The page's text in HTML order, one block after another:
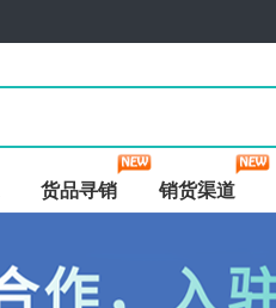
货品寻销 销货渠道